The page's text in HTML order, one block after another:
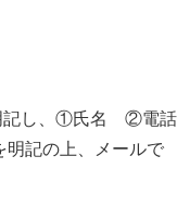
記し、①氏名 ②電話
記の上、メールで